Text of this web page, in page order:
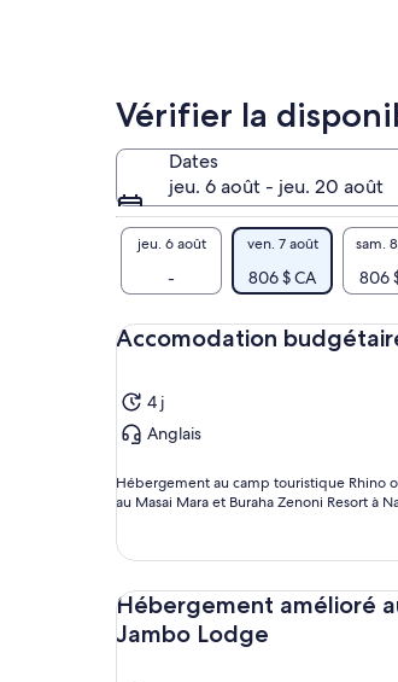
voyageurs.
Vérifier la
Dates
jeu. 6 août - jeu. 20 août
jeu. 6 août
-
ven. 7 août
806 $ CA
sam.
806
Accomodation
4 j
Anglais
Hébergement au camp touristique Rhino
au Masai Mara et Buraha Zenoni Resort à
Hébergement amélioré
Jambo Lodge